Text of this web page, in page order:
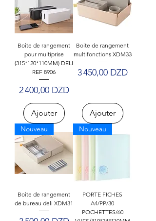
Boite de rangement
pour multiprise
(315*120*110MM) DELI
REF 8906
Prix
2 400,00 DZD
Ajouter
Boite de rangement
multifonctions XDM33
Prix
3 450,00 DZD
Ajouter
Nouveau
Boite de rangement
de bureau deli XDM31
Nouveau
PORTE FICHES
A4/PP/30
POCHETTES/60